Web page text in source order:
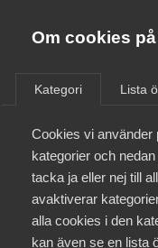
Om cookies
Kategori Lista
Cookies vi använder
kategorier och
tacka ja eller nej till
avaktiverar
alla cookies i den
kan även se en lista
Almega Utbildning
Medie­företagen
Om Almega
Aktuellt
Medlemskapet
Mina sidor
avtalet
Den 1 januari